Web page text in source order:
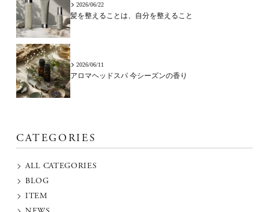
2026/06/22
髪を整えることは、自分を整えること
2026/06/11
アロマヘッドスパ 今シーズンの香り
CATEGORIES
ALL CATEGORIES
BLOG
ITEM